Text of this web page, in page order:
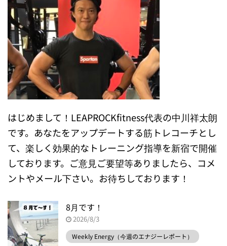
はじめまして！LEAPROCKfitness代表の中川祥太朗
です。あなたをアップデートする筋トレコーチとし
て、楽しく効果的なトレーニング指導を新宿で開催
しております。ご意見ご要望等ありましたら、コメ
ントやメール下さい。お待ちしております！
8月です！
2026/8/3
Weekly Energy（今週のエナジーレポート）